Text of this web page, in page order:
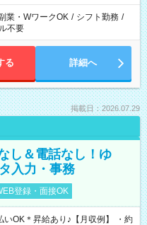
業・WワークOK / シフト勤務 /
不要
る 詳細へ
掲載日：2026.07.29
し＆電話なし！ゆ
入力・事務
登録・面接OK
OK＊昇給あり♪【月収例】 ・約